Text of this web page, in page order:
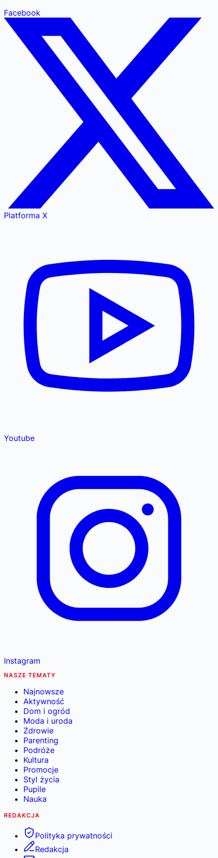
Facebook
Platforma X
Youtube
Instagram
NASZE TEMATY
Najnowsze
Aktywność
Dom i ogród
Moda i uroda
Zdrowie
Parenting
Podróże
Kultura
Promocje
Styl życia
Pupile
Nauka
REDAKCJA
Polityka prywatności
Redakcja